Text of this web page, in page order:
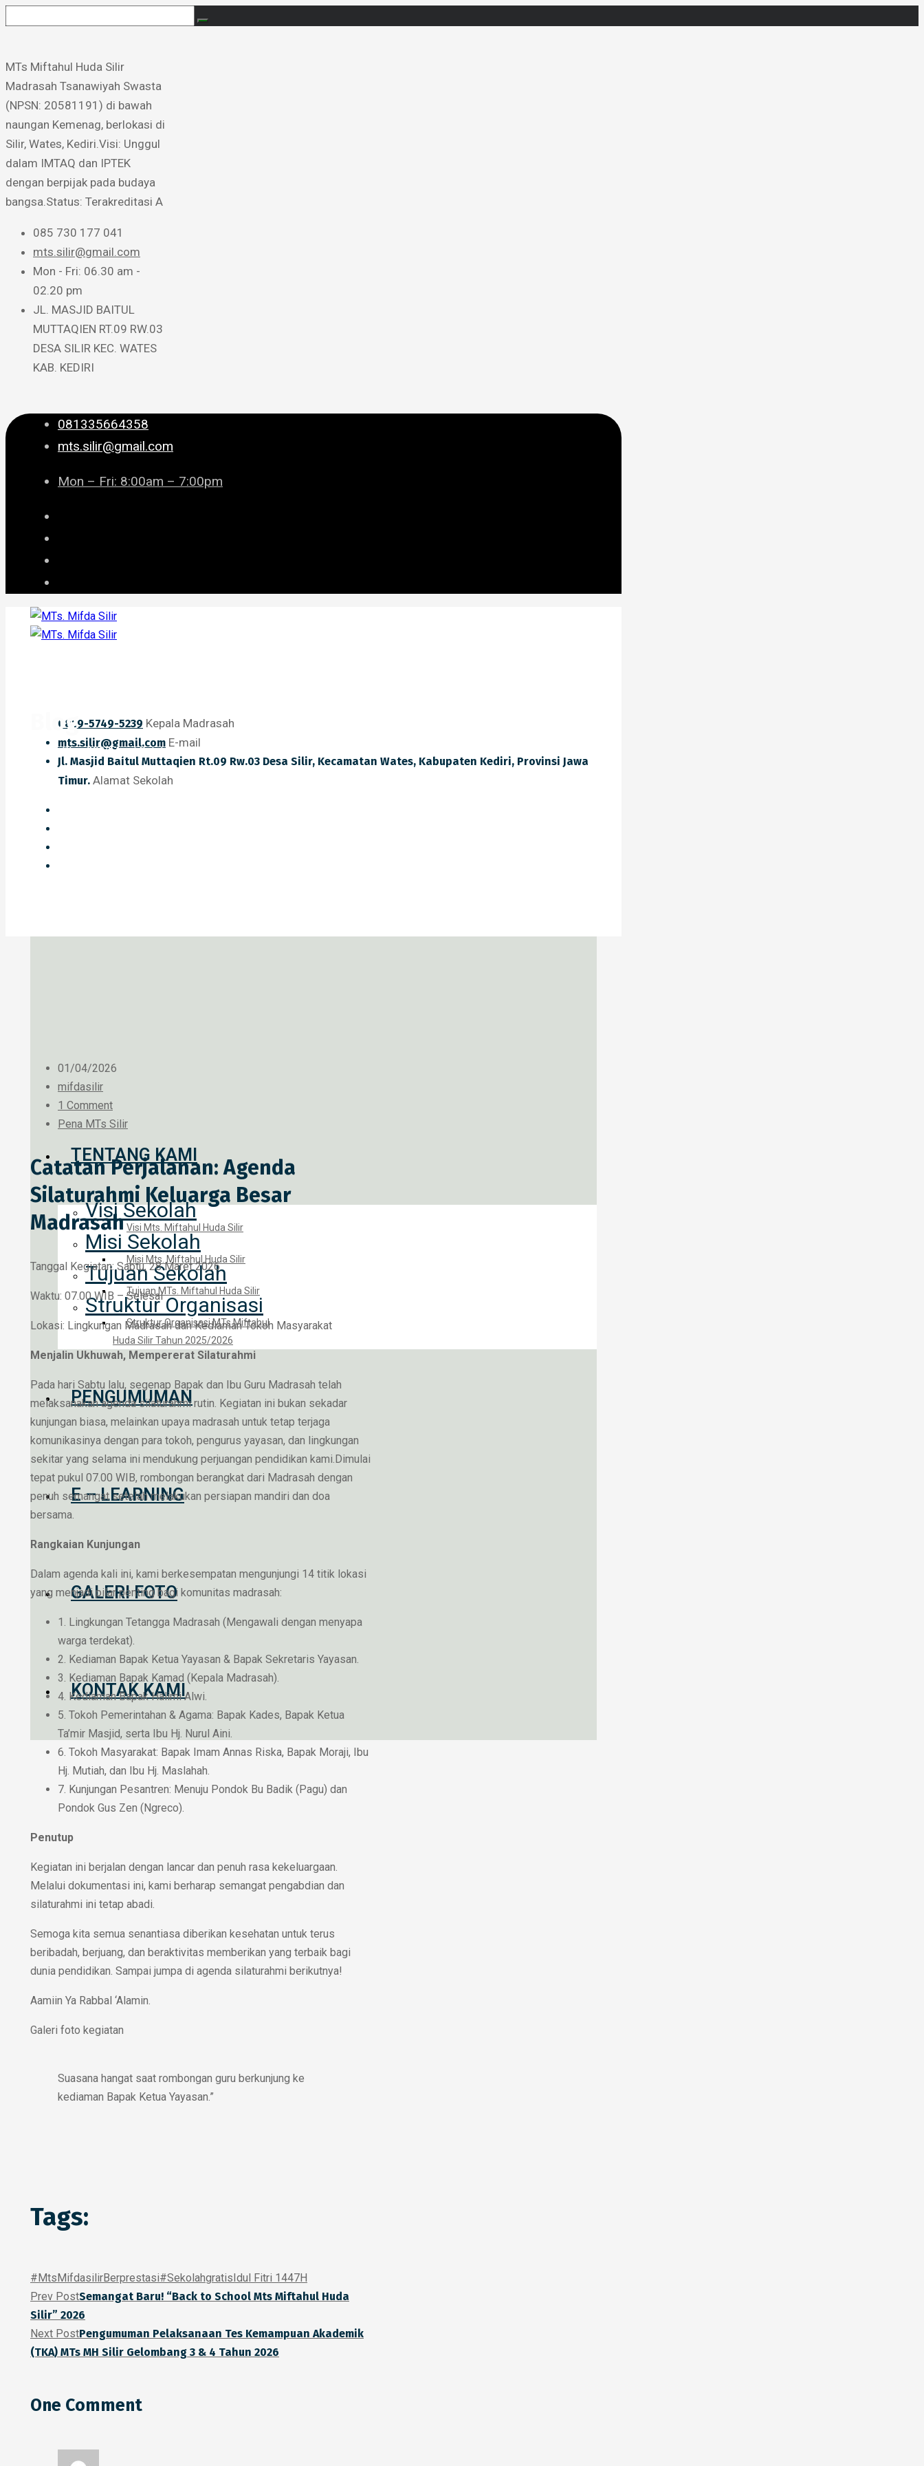
MTs Miftahul Huda Silir ​
Madrasah Tsanawiyah Swasta
(NPSN: 20581191) di bawah
naungan Kemenag, berlokasi di
Silir, Wates, Kediri. ​Visi: Unggul
dalam IMTAQ dan IPTEK
dengan berpijak pada budaya
bangsa. ​Status: Terakreditasi A
085 730 177 041
mts.silir@gmail.com
Mon - Fri: 06.30 am -
02.20 pm
JL. MASJID BAITUL
MUTTAQIEN RT.09 RW.03
DESA SILIR KEC. WATES
KAB. KEDIRI
081335664358
mts.silir@gmail.com
Mon – Fri: 8:00am – 7:00pm
0819-5749-5239 Kepala Madrasah
mts.silir@gmail.com E-mail
Jl. Masjid Baitul Muttaqien Rt.09 Rw.03 Desa Silir, Kecamatan Wates, Kabupaten Kediri, Provinsi Jawa
Timur. Alamat Sekolah
TENTANG KAMI
Visi Sekolah
Visi Mts. Miftahul Huda Silir
Misi Sekolah
Misi Mts. Miftahul Huda Silir
Tujuan Sekolah
Tujuan MTs. Miftahul Huda Silir
Struktur Organisasi
Struktur Organisasi MTs Miftahul
Huda Silir Tahun 2025/2026
PENGUMUMAN
E – LEARNING
GALERI FOTO
KONTAK KAMI
Blog
Home Blog 2026 April Catatan Perjalanan: Agenda Silaturahmi Keluarga Besar Madrasah
01/04/2026
mifdasilir
1 Comment
Pena MTs Silir
Catatan Perjalanan: Agenda
Silaturahmi Keluarga Besar
Madrasah
Tanggal Kegiatan: Sabtu, 28 Maret 2026
Waktu: 07.00 WIB – Selesai
Lokasi: Lingkungan Madrasah dan Kediaman Tokoh Masyarakat
Menjalin Ukhuwah, Mempererat Silaturahmi
Pada hari Sabtu lalu, segenap Bapak dan Ibu Guru Madrasah telah
melaksanakan agenda silaturahmi rutin. Kegiatan ini bukan sekadar
kunjungan biasa, melainkan upaya madrasah untuk tetap terjaga
komunikasinya dengan para tokoh, pengurus yayasan, dan lingkungan
sekitar yang selama ini mendukung perjuangan pendidikan kami.Dimulai
tepat pukul 07.00 WIB, rombongan berangkat dari Madrasah dengan
penuh semangat setelah melakukan persiapan mandiri dan doa
bersama.
Rangkaian Kunjungan
Dalam agenda kali ini, kami berkesempatan mengunjungi 14 titik lokasi
yang menjadi pilar penting bagi komunitas madrasah:
1. Lingkungan Tetangga Madrasah (Mengawali dengan menyapa
warga terdekat).
2. Kediaman Bapak Ketua Yayasan & Bapak Sekretaris Yayasan.
3. Kediaman Bapak Kamad (Kepala Madrasah).
4. Kediaman Bapak Halimi Alwi.
5. Tokoh Pemerintahan & Agama: Bapak Kades, Bapak Ketua
Ta’mir Masjid, serta Ibu Hj. Nurul Aini.
6. Tokoh Masyarakat: Bapak Imam Annas Riska, Bapak Moraji, Ibu
Hj. Mutiah, dan Ibu Hj. Maslahah.
7. Kunjungan Pesantren: Menuju Pondok Bu Badik (Pagu) dan
Pondok Gus Zen (Ngreco).
Penutup
Kegiatan ini berjalan dengan lancar dan penuh rasa kekeluargaan.
Melalui dokumentasi ini, kami berharap semangat pengabdian dan
silaturahmi ini tetap abadi.
Semoga kita semua senantiasa diberikan kesehatan untuk terus
beribadah, berjuang, dan beraktivitas memberikan yang terbaik bagi
dunia pendidikan. Sampai jumpa di agenda silaturahmi berikutnya!
Aamiin Ya Rabbal ‘Alamin.
Galeri foto kegiatan
Suasana hangat saat rombongan guru berkunjung ke
kediaman Bapak Ketua Yayasan.”
Tags:
#MtsMifdasilirBerprestasi#Sekolahgratis Idul Fitri 1447H
Prev PostSemangat Baru! “Back to School Mts Miftahul Huda
Silir” 2026
Next PostPengumuman Pelaksanaan Tes Kemampuan Akademik
(TKA) MTs MH Silir Gelombang 3 & 4 Tahun 2026
One Comment